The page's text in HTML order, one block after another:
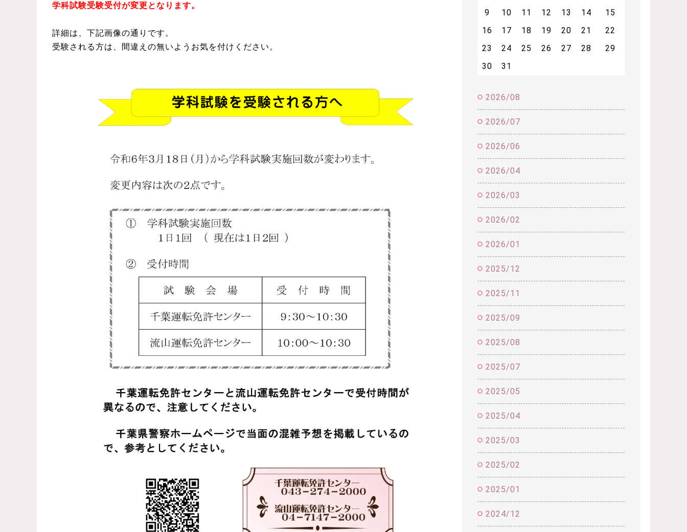
学科試験受験受付が変更となります。
詳細は、下記画像の通りです。
受験される方は、間違えの無いようお気を付けください。
9
10 11 12 13 14
15
16
17 18 19 20 21
22
23
24 25 26 27 28
29
30
31
2026/08
2026/07
2026/06
2026/04
2026/03
2026/02
2026/01
2025/12
2025/11
2025/09
2025/08
2025/07
2025/05
2025/04
2025/03
2025/02
2025/01
2024/12